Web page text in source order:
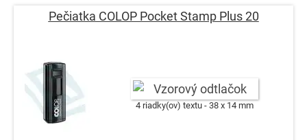
Pečiatka COLOP Pocket Stamp Plus 20
4 riadky(ov) textu 38 x 14 mm